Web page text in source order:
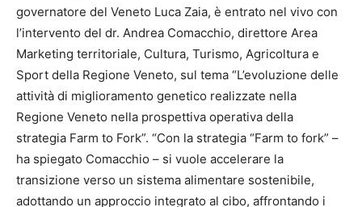
governatore del Veneto Luca Zaia, è entrato nel vivo con
l’intervento del dr. Andrea Comacchio, direttore Area
Marketing territoriale, Cultura, Turismo, Agricoltura e
Sport della Regione Veneto, sul tema “L’evoluzione delle
attività di miglioramento genetico realizzate nella
Regione Veneto nella prospettiva operativa della
strategia Farm to Fork”. “Con la strategia “Farm to fork” –
ha spiegato Comacchio – si vuole accelerare la
transizione verso un sistema alimentare sostenibile,
adottando un approccio integrato al cibo, affrontando i